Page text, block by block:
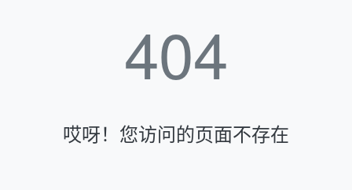
404
哎呀！您访问的页面不存在